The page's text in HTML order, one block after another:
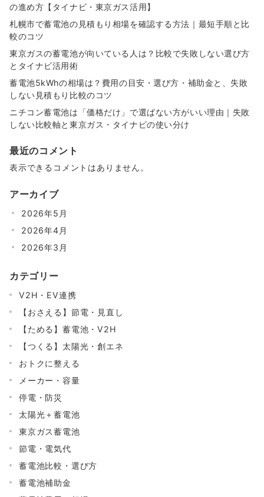
の進め方【タイナビ・東京ガス活用】
札幌市で蓄電池の見積もり相場を確認する方法｜最短手順と比
較のコツ
東京ガスの蓄電池が向いている人は？比較で失敗しない選び方
とタイナビ活用術
蓄電池5kWhの相場は？費用の目安・選び方・補助金と、失敗
しない見積もり比較のコツ
ニチコン蓄電池は「価格だけ」で選ばない方がいい理由｜失敗
しない比較軸と東京ガス・タイナビの使い分け
最近のコメント
表示できるコメントはありません。
アーカイブ
2026年5月
2026年4月
2026年3月
カテゴリー
V2H・EV連携
【おさえる】節電・見直し
【ためる】蓄電池・V2H
【つくる】太陽光・創エネ
おトクに整える
メーカー・容量
停電・防災
太陽光＋蓄電池
東京ガス蓄電池
節電・電気代
蓄電池比較・選び方
蓄電池補助金